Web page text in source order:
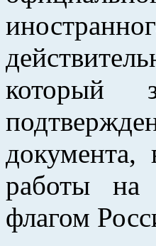
который
документа,
работы на
флагом